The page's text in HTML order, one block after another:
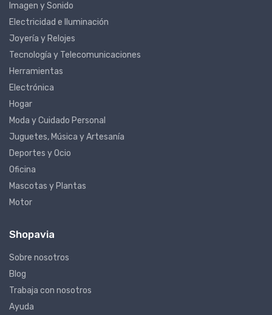
Imagen y Sonido
Electricidad e Iluminación
Joyería y Relojes
Tecnología y Telecomunicaciones
Herramientas
Electrónica
Hogar
Moda y Cuidado Personal
Juguetes, Música y Artesanía
Deportes y Ocio
Oficina
Mascotas y Plantas
Motor
Shopavia
Sobre nosotros
Blog
Trabaja con nosotros
Ayuda